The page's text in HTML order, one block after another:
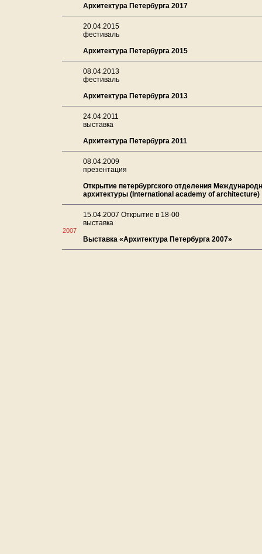
Архитектура Петербурга 2017
20.04.2015
фестиваль
Архитектура Петербурга 2015
08.04.2013
фестиваль
Архитектура Петербурга 2013
24.04.2011
выставка
Архитектура Петербурга 2011
08.04.2009
презентация
Открытие петербургского отделения
архитектуры (International academy of architecture)
2007
15.04.2007 Открытие в 18-00
выставка
Выставка «Архитектура Петербурга 2007»